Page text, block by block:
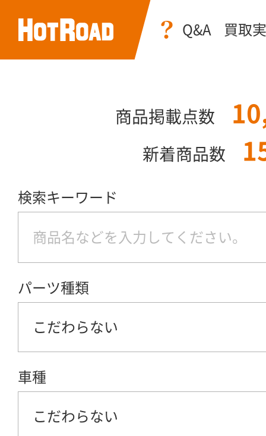
Q&A 買取
商品掲載点数
新着商品数
検索キーワード
パーツ種類
こだわらない
車種
こだわらない